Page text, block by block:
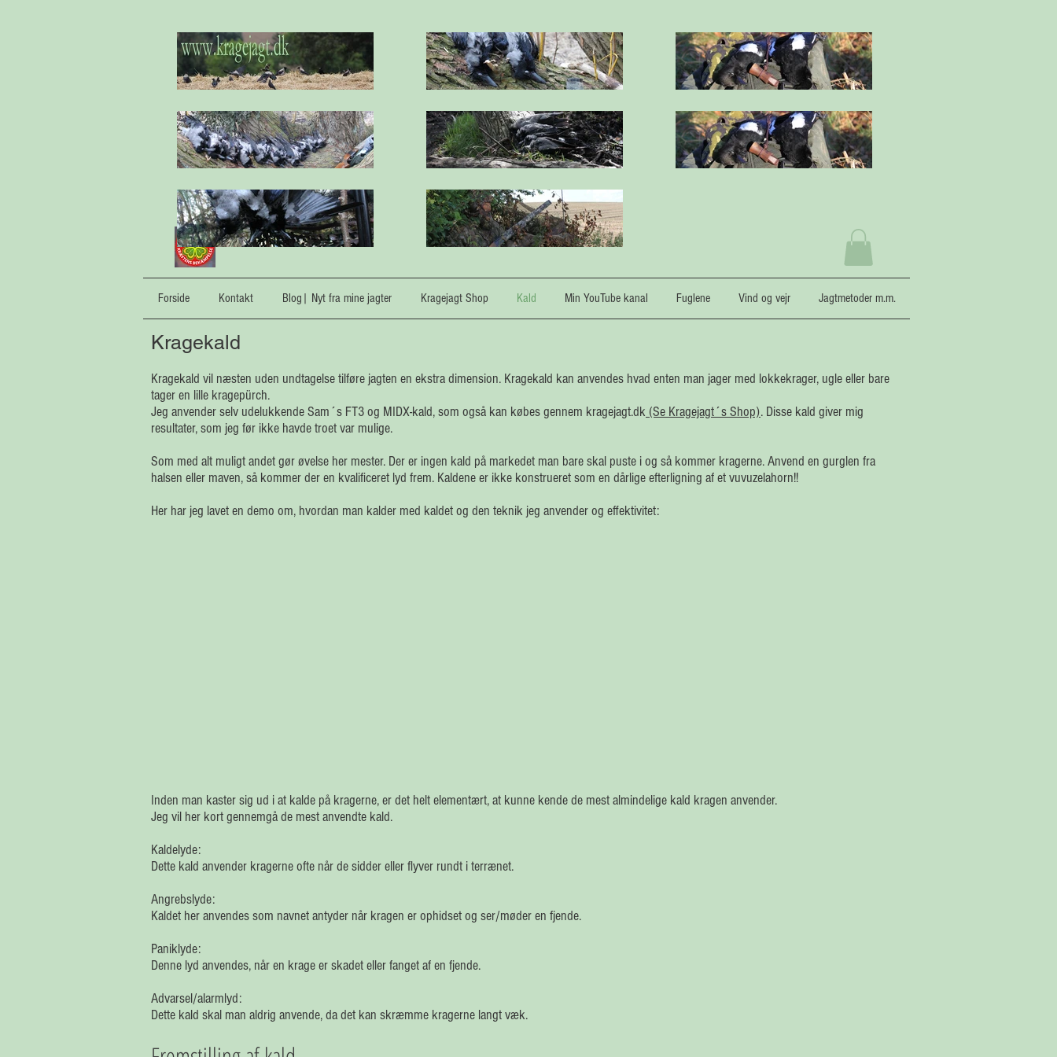
Forside Kontakt Blog| Nyt fra mine jagter Kragejagt Shop Kald Min YouTube kanal Fuglene Vind og vejr Jagtmetoder m.m.
Kragekald
Kragekald vil næsten uden undtagelse tilføre jagten en ekstra dimension. Kragekald kan anvendes hvad enten man jager med lokkekrager, ugle eller bare
tager en lille kragepürch.
Jeg anvender selv udelukkende Sam´s FT3 og MIDX-kald, som også kan købes gennem kragejagt.dk (Se Kragejagt´s Shop). Disse kald giver mig
resultater, som jeg før ikke havde troet var mulige.
Som med alt muligt andet gør øvelse her mester. Der er ingen kald på markedet man bare skal puste i og så kommer kragerne. Anvend en gurglen fra
halsen eller maven, så kommer der en kvalificeret lyd frem. Kaldene er ikke konstrueret som en dårlige efterligning af et vuvuzelahorn!!
Her har jeg lavet en demo om, hvordan man kalder med kaldet og den teknik jeg anvender og effektivitet:
Inden man kaster sig ud i at kalde på kragerne, er det helt elementært, at kunne kende de mest almindelige kald kragen anvender.
Jeg vil her kort gennemgå de mest anvendte kald.
Kaldelyde:
Dette kald anvender kragerne ofte når de sidder eller flyver rundt i terrænet.
Angrebslyde:
Kaldet her anvendes som navnet antyder når kragen er ophidset og ser/møder en fjende.
Paniklyde:
Denne lyd anvendes, når en krage er skadet eller fanget af en fjende.
Advarsel/alarmlyd:
Dette kald skal man aldrig anvende, da det kan skræmme kragerne langt væk.